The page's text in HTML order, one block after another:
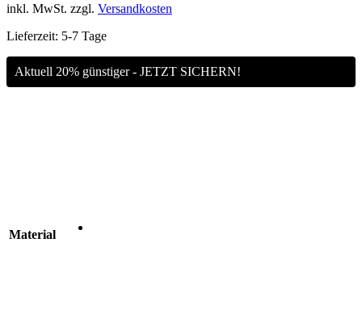
inkl. MwSt. zzgl. Versandkosten
Lieferzeit: 5-7 Tage
Aktuell 20% günstiger - JETZT SICHERN!
Material